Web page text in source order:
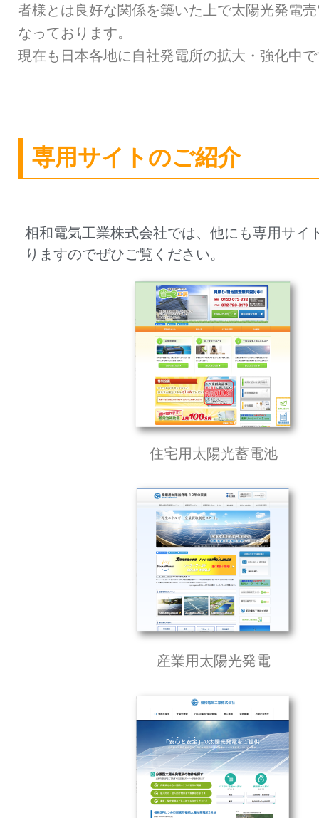
者様とは良好な関係を築いた上で太陽光発電
なっております。
現在も日本各地に自社発電所の拡大・強化中
専用サイトのご紹介
相和電気工業株式会社では、他にも専用サイ
りますのでぜひご覧ください。
住宅用太陽光蓄電池
産業用太陽光発電